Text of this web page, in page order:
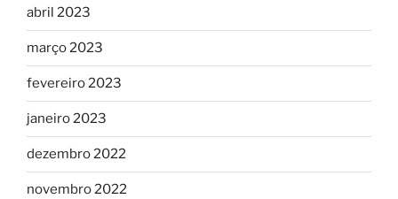
abril 2023
março 2023
fevereiro 2023
janeiro 2023
dezembro 2022
novembro 2022